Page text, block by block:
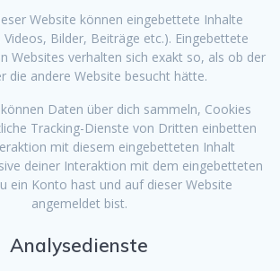
Website können eingebettete Inhalte
Videos, Bilder, Beiträge etc.). Eingebettete
Websites verhalten sich exakt so, als ob der
die andere Website besucht hätte.
Daten über dich sammeln, Cookies
Tracking-Dienste von Dritten einbetten
mit diesem eingebetteten Inhalt
deiner Interaktion mit dem eingebetteten
ein Konto hast und auf dieser Website
angemeldet bist.
Analysedienste